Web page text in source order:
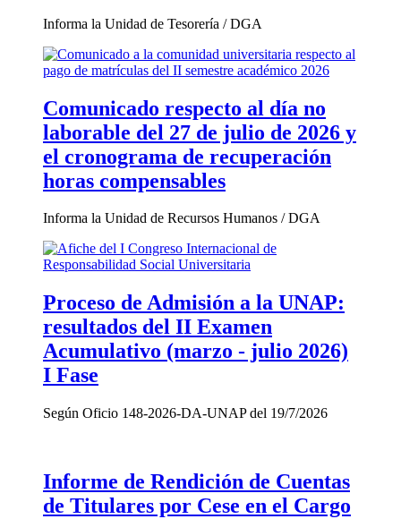
Informa la Unidad de Tesorería / DGA
Comunicado respecto al día no
laborable del 27 de julio de 2026 y
el cronograma de recuperación
horas compensables
Informa la Unidad de Recursos Humanos / DGA
Proceso de Admisión a la UNAP:
resultados del II Examen
Acumulativo (marzo - julio 2026)
I Fase
Según Oficio 148-2026-DA-UNAP del 19/7/2026
Informe de Rendición de Cuentas
de Titulares por Cese en el Cargo